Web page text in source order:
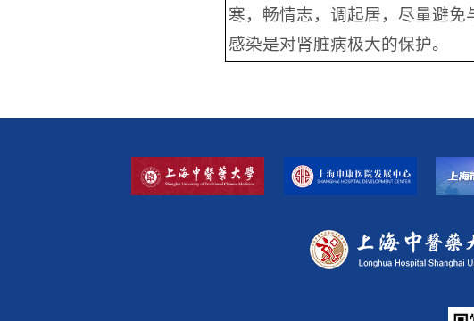
寒，畅情志，调起居，尽量避
感染是对肾脏病极大的保护。